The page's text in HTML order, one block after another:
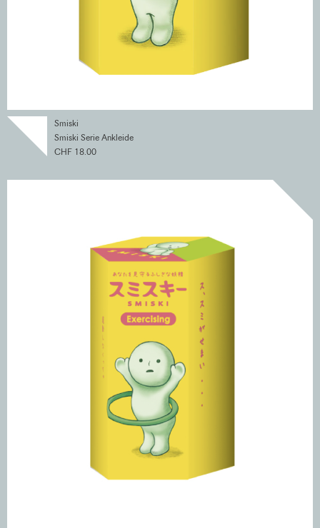
Smiski
Smiski Serie Ankleide
CHF 18.00